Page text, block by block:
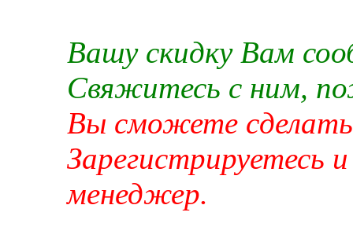
Вашу скидку Вам
Свяжитесь с ним,
Вы сможете сделать
Зарегистрируетесь
менеджер.